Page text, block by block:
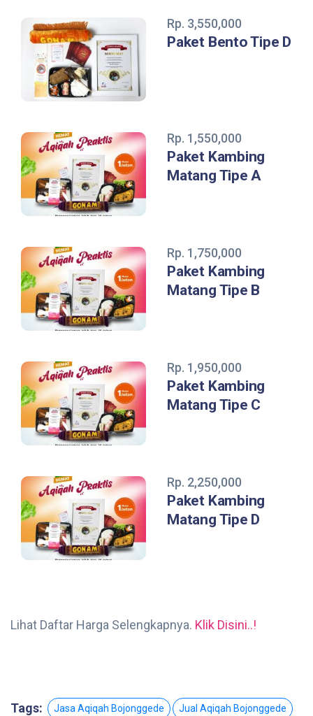
Rp. 3,550,000
Paket Bento Tipe D
Rp. 1,550,000
Paket Kambing
Matang Tipe A
Rp. 1,750,000
Paket Kambing
Matang Tipe B
Rp. 1,950,000
Paket Kambing
Matang Tipe C
Rp. 2,250,000
Paket Kambing
Matang Tipe D
Lihat Daftar Harga Selengkapnya. Klik Disini..!
Tags: Jasa Aqiqah Bojonggede Jual Aqiqah Bojonggede